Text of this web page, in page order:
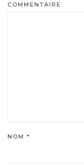
COMMENTAIRE
NOM *